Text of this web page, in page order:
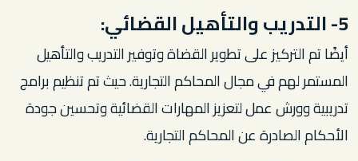
5- التدريب والتأهيل القضائي:
أيضًا تم التركيز على تطوير القضاة وتوفير التدريب والتأهيل
المستمر لهم في مجال المحاكم التجارية. حيث تم تنظيم برامج
تدريبية وورش عمل لتعزيز المهارات القضائية وتحسين جودة
الأحكام الصادرة عن المحاكم التجارية.